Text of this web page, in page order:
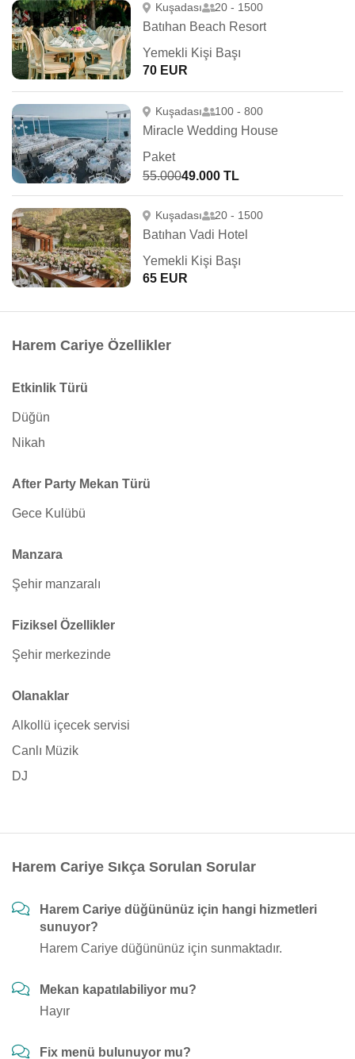
Kuşadası 20 - 1500
Batıhan Beach Resort
Yemekli Kişi Başı
70 EUR
Kuşadası 100 - 800
Miracle Wedding House
Paket
55.00049.000 TL
Kuşadası 20 - 1500
Batıhan Vadi Hotel
Yemekli Kişi Başı
65 EUR
Harem Cariye Özellikler
Etkinlik Türü
Düğün
Nikah
After Party Mekan Türü
Gece Kulübü
Manzara
Şehir manzaralı
Fiziksel Özellikler
Şehir merkezinde
Olanaklar
Alkollü içecek servisi
Canlı Müzik
DJ
Harem Cariye Sıkça Sorulan Sorular
Harem Cariye düğününüz için hangi hizmetleri
sunuyor?
Harem Cariye düğününüz için sunmaktadır.
Mekan kapatılabiliyor mu?
Hayır
Fix menü bulunuyor mu?